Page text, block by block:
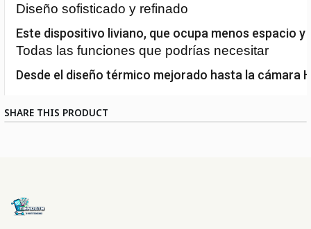
Diseño sofisticado y refinado
Este dispositivo liviano, que ocupa menos espacio
Todas las funciones que podrías necesitar
Desde el diseño térmico mejorado hasta la cámara
SHARE THIS PRODUCT